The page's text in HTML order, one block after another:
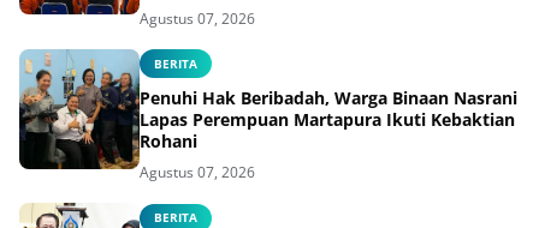
Agustus 07, 2026
BERITA
Penuhi Hak Beribadah, Warga Binaan Nasrani
Lapas Perempuan Martapura Ikuti Kebaktian
Rohani
Agustus 07, 2026
BERITA